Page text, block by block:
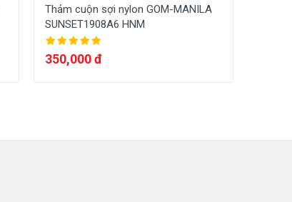
Thảm cuộn sợi nylon GOM-MANILA
SUNSET1908A6 HNM
350,000 đ